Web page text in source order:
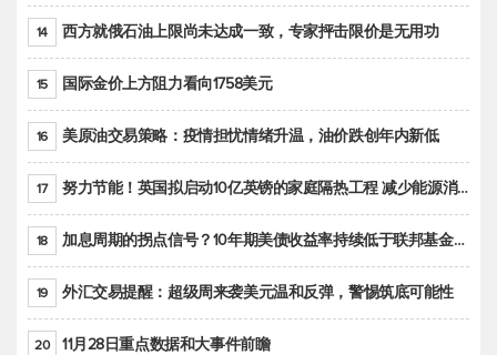
14 西方就俄石油上限尚未达成一致，专家抨击限价是无用功
15 国际金价上方阻力看向1758美元
16 美原油交易策略：疫情担忧情绪升温，油价跌创年内新低
17 努力节能！英国拟启动10亿英镑的家庭隔热工程 减少能源消耗
18 加息周期的拐点信号？10年期美债收益率持续低于联邦基金利率目标区间
19 外汇交易提醒：超级周来袭美元温和反弹，警惕筑底可能性
20 11月28日重点数据和大事件前瞻